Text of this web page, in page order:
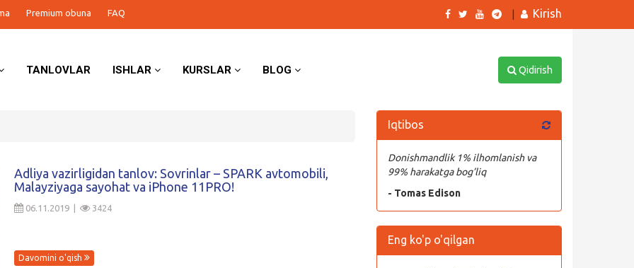
Premium obuna FAQ Kirish
TANLOVLAR ISHLAR KURSLAR BLOG Qidirish
Adliya vazirligidan tanlov: Sovrinlar – SPARK avtomobili,
Malayziyaga sayohat va iPhone 11PRO!
06.11.2019 | 3424
Davomini o'qish
Iqtibos
Donishmandlik 1% ilhomlanish va
99% harakatga bog’liq
- Tomas Edison
Eng ko'p o'qilgan